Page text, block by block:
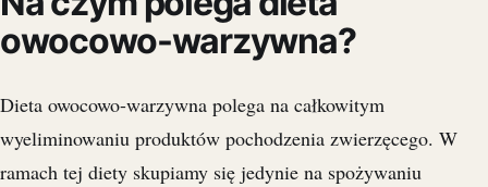
owocowo-warzywna?
Dieta owocowo-warzywna polega na całkowitym
wyeliminowaniu produktów pochodzenia zwierzęcego. W
ramach tej diety skupiamy się jedynie na spożywaniu